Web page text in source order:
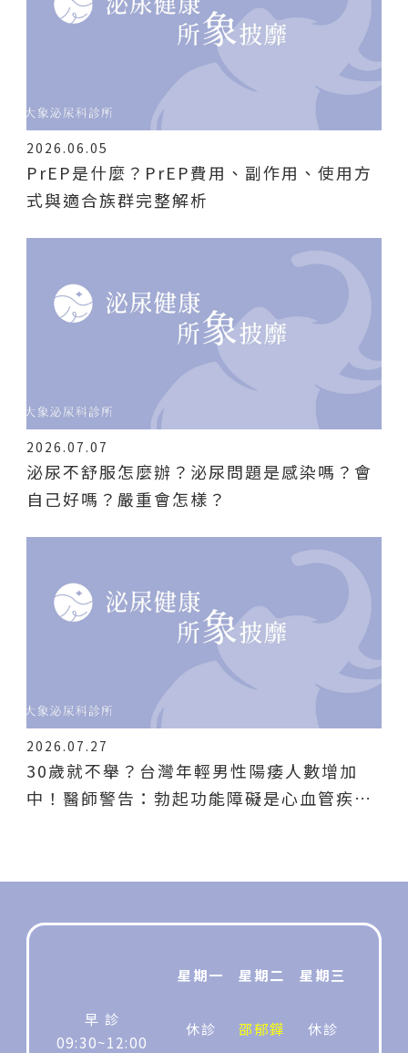
2026.06.05
PrEP是什麼？PrEP費用、副作用、使用方
式與適合族群完整解析
2026.07.07
泌尿不舒服怎麼辦？泌尿問題是感染嗎？會
自己好嗎？嚴重會怎樣？
2026.07.27
30歲就不舉？台灣年輕男性陽痿人數增加
中！醫師警告：勃起功能障礙是心血管疾病
星期一 星期二 星期三
早 診
09:30~12:00
休診 邵郁鏵 休診